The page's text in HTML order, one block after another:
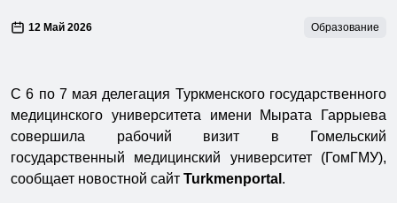
12 Май 2026 Образование
С 6 по 7 мая делегация Туркменского государственного
медицинского университета имени Мырата Гаррыева
совершила рабочий визит в Гомельский
государственный медицинский университет (ГомГМУ),
сообщает новостной сайт Turkmenportal .